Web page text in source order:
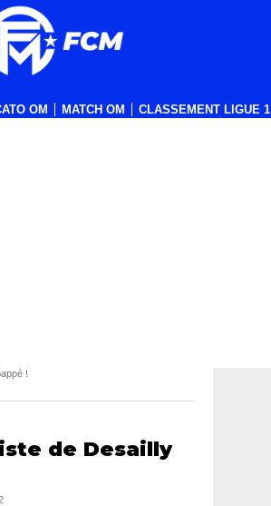
OM MATCH OM CLASSEMENT LIGUE 1
!
de Desailly